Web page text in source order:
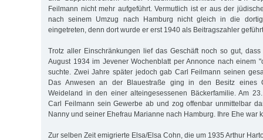
Feilmann nicht mehr aufgeführt. Vermutlich ist er aus der
nach seinem Umzug nach Hamburg nicht gleich in die
eingetreten, denn dort wurde er erst 1940 als Beitragszahler
Trotz aller Einschränkungen lief das Geschäft noch so gut,
August 1934 im Jevener Wochenblatt per Annonce nach einem
suchte. Zwei Jahre später jedoch gab Carl Feilmann seinen
Das Anwesen an der Blauestraße ging in den Besitz eines
Weideland in den einer alteingesessenen Bäckerfamilie. Am
Carl Feilmann sein Gewerbe ab und zog offenbar unmittelbar
Nanny und seiner Ehefrau Marianne nach Hamburg. Ihre Ehe war
Zur selben Zeit emigrierte Elsa/Elsa Cohn, die um 1935 Arthur